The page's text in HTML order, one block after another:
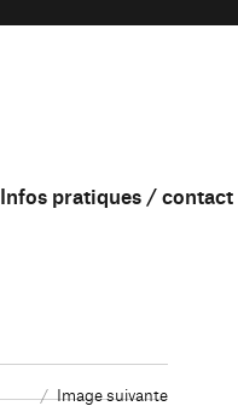
Infos pratiques / contact
Image suivante